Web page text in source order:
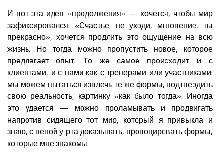
И вот эта идея «продолжения» — хочется, чтобы мир
зафиксировался: «Счастье, не уходи, мгновение, ты
прекрасно», хочется продлить это ощущение на всю
жизнь. Но тогда можно пропустить новое, которое
предлагает опыт. То же самое происходит и с
клиентами, и с нами как с тренерами или участниками:
мы можем пытаться извлечь те же формы, подтвердить
свою реальность, картинку «как было тогда». Иногда
это удается — можно проламывать и продвигать
напротив сидящего тот мир, который я привыкла и
знаю, с пеной у рта доказывать, провоцировать формы,
которые мне знакомы.